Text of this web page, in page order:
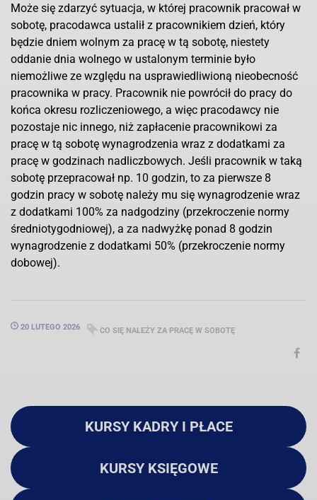
Może się zdarzyć sytuacja, w której pracownik pracował w
sobotę, pracodawca ustalił z pracownikiem dzień, który
będzie dniem wolnym za pracę w tą sobotę, niestety
oddanie dnia wolnego w ustalonym terminie było
niemożliwe ze względu na usprawiedliwioną nieobecność
pracownika w pracy. Pracownik nie powrócił do pracy do
końca okresu rozliczeniowego, a więc pracodawcy nie
pozostaje nic innego, niż zapłacenie pracownikowi za
pracę w tą sobotę wynagrodzenia wraz z dodatkami za
pracę w godzinach nadliczbowych. Jeśli pracownik w taką
sobotę przepracował np. 10 godzin, to za pierwsze 8
godzin pracy w sobotę należy mu się wynagrodzenie wraz
z dodatkami 100% za nadgodziny (przekroczenie normy
średniotygodniowej), a za nadwyżkę ponad 8 godzin
wynagrodzenie z dodatkami 50% (przekroczenie normy
dobowej).
20 LUTEGO 2026 CO SIĘ NALEŻY ZA PRACĘ W SOBOTĘ
KURSY KADRY I PŁACE
KURSY KSIĘGOWE